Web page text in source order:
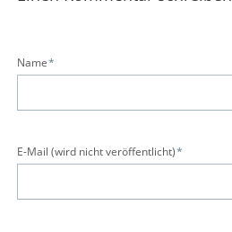
Pflichtfeld
Name*
Pflichtfeld
E-Mail (wird nicht veröffentlicht)*